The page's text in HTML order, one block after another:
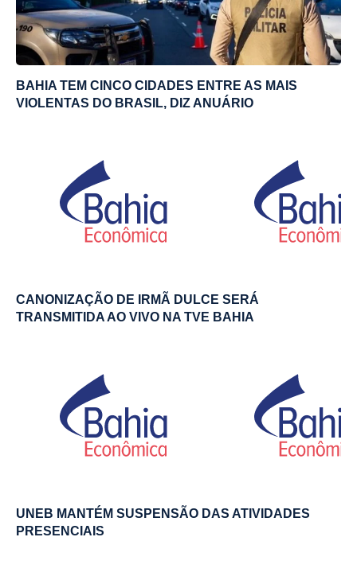
BAHIA TEM CINCO CIDADES ENTRE AS MAIS
VIOLENTAS DO BRASIL, DIZ ANUÁRIO
CANONIZAÇÃO DE IRMÃ DULCE SERÁ
TRANSMITIDA AO VIVO NA TVE BAHIA
UNEB MANTÉM SUSPENSÃO DAS ATIVIDADES
PRESENCIAIS